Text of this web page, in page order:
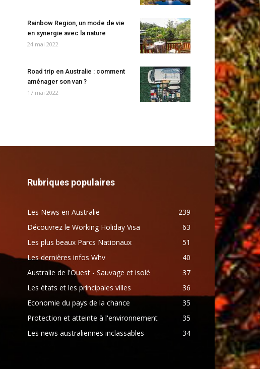
Rainbow Region, un mode de vie
en synergie avec la nature
24 mai 2022
Road trip en Australie : comment
aménager son van ?
17 mai 2022
Rubriques populaires
Les News en Australie
239
Découvrez le Working Holiday Visa
63
Les plus beaux Parcs Nationaux
51
Les dernières infos Whv
40
Australie de l'Ouest - Sauvage et isolé
37
Les états et les principales villes
36
Economie du pays de la chance
35
Protection et atteinte à l'environnement
35
Les news australiennes inclassables
34